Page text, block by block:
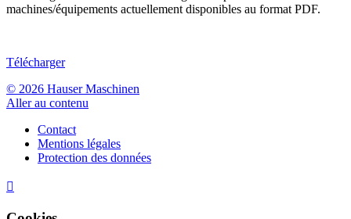
machines/équipements actuellement disponibles au format PDF.
Télécharger
© 2026 Hauser Maschinen
Aller au contenu
Contact
Mentions légales
Protection des données
